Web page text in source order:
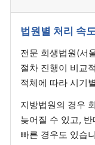
법원별 처리 속도
전문 회생법원(서
절차 진행이 비교
적체에 따라 시기
지방법원의 경우
늦어질 수 있고,
빠른 경우도 있습